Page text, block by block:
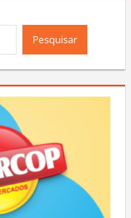
Pesquisar